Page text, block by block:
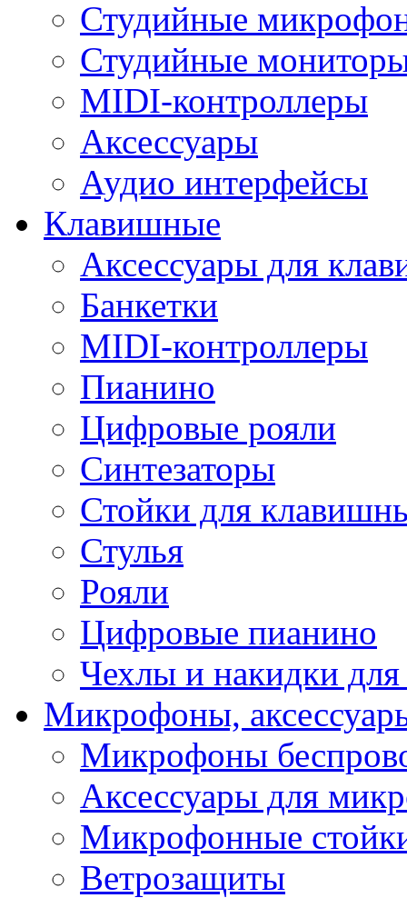
Студийные
Студийные
MIDI-контроллеры
Аксессуары
Аудио интерфейсы
Клавишные
Аксессуары для
Банкетки
MIDI-контроллеры
Пианино
Цифровые рояли
Синтезаторы
Стойки для
Стулья
Рояли
Цифровые пианино
Чехлы и накидки
Микрофоны,
Микрофоны
Аксессуары для
Микрофонные
Ветрозащиты